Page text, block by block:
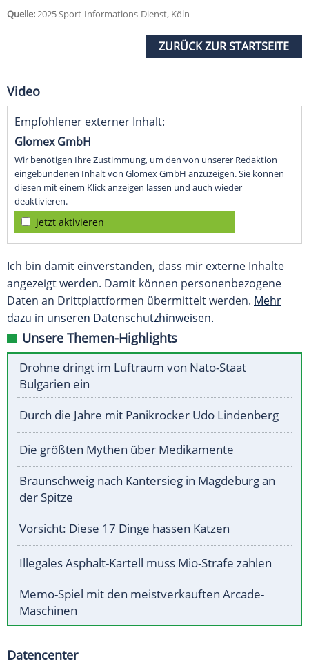
Quelle:2025 Sport-Informations-Dienst, Köln
ZURÜCK ZUR STARTSEITE
Video
Empfohlener externer Inhalt:
Glomex GmbH
Wir benötigen Ihre Zustimmung, um den von unserer Redaktion
eingebundenen Inhalt von Glomex GmbH anzuzeigen. Sie können
diesen mit einem Klick anzeigen lassen und auch wieder
deaktivieren.
jetzt aktivieren
Ich bin damit einverstanden, dass mir externe Inhalte
angezeigt werden. Damit können personenbezogene
Daten an Drittplattformen übermittelt werden. Mehr
dazu in unseren Datenschutzhinweisen.
Unsere Themen-Highlights
Drohne dringt im Luftraum von Nato-Staat
Bulgarien ein
Durch die Jahre mit Panikrocker Udo Lindenberg
Die größten Mythen über Medikamente
Braunschweig nach Kantersieg in Magdeburg an
der Spitze
Vorsicht: Diese 17 Dinge hassen Katzen
Illegales Asphalt-Kartell muss Mio-Strafe zahlen
Memo-Spiel mit den meistverkauften Arcade-
Maschinen
Datencenter